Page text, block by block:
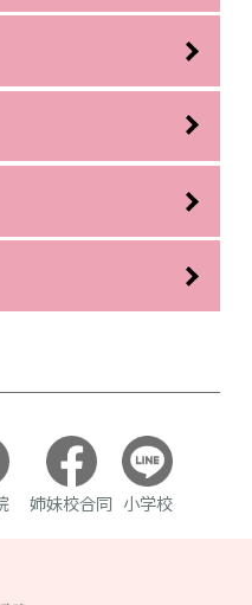
姉妹校合同 小学校